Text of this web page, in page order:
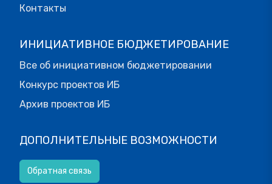
Контакты
ИНИЦИАТИВНОЕ БЮДЖЕТИРОВАНИЕ
Все об инициативном бюджетировании
Конкурс проектов ИБ
Архив проектов ИБ
ДОПОЛНИТЕЛЬНЫЕ ВОЗМОЖНОСТИ
Обратная связь